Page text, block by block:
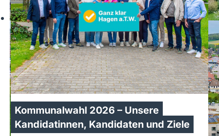
Kommunalwahl 2026 – Unsere
Kandidatinnen, Kandidaten und Ziele